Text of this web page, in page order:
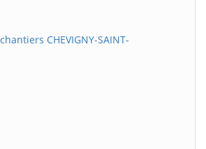
CHEVIGNY-SAINT-